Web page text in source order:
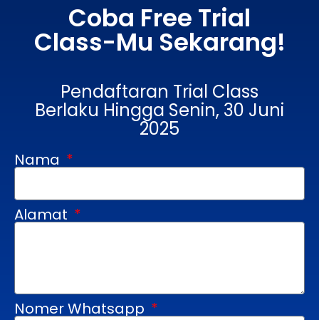
Coba Free Trial
Class-Mu Sekarang!
Pendaftaran Trial Class
Berlaku Hingga Senin, 30 Juni
2025
Nama
Alamat
Nomer Whatsapp